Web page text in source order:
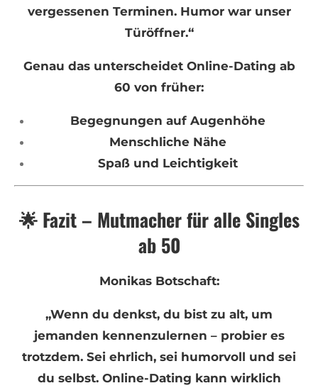
vergessenen Terminen. Humor war unser
Türöffner.“
Genau das unterscheidet Online-Dating ab
60 von früher:
Begegnungen auf Augenhöhe
Menschliche Nähe
Spaß und Leichtigkeit
🌟 Fazit – Mutmacher für alle Singles
ab 50
Monikas Botschaft:
„Wenn du denkst, du bist zu alt, um
jemanden kennenzulernen – probier es
trotzdem. Sei ehrlich, sei humorvoll und sei
du selbst. Online-Dating kann wirklich